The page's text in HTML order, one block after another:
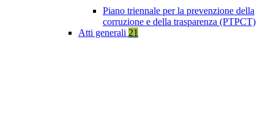
Piano triennale per la prevenzione della
corruzione e della trasparenza (PTPCT)
Atti generali 21